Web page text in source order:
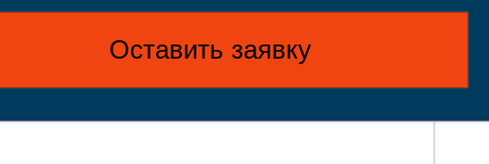
Оставить заявку